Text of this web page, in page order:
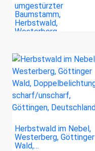
umgestürzter
Baumstamm,
Herbstwald,
Westerberg,…
Herbstwald im Nebel,
Westerberg, Göttinger
Wald,…